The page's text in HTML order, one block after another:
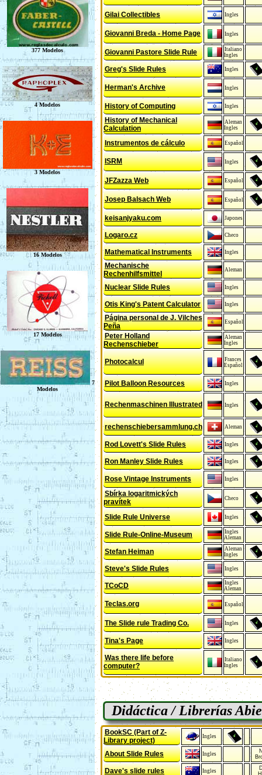
Gilai Collectibles Ingles
Giovanni Breda - Home Page Ingles
Giovanni Pastore Slide Rule
Italiano
Ingles
Greg's Slide Rules Ingles
Herman's Archive Ingles
History of Computing Ingles
History of Mechanical
Calculation
Aleman
Ingles
Instrumentos de cálculo Español
ISRM Ingles
JFZazza Web Español
Josep Balsach Web Español
keisanjyaku.com Japones
Logaro.cz Checo
Mathematical Instruments Ingles
Mechanische
Rechenhilfsmittel
Aleman
Nuclear Slide Rules Ingles
Otis King's Patent Calculator Ingles
Página personal de J. Vilches
Peña
Español
Peter Holland
Rechenschieber
Aleman
Ingles
Photocalcul
Frances
Español
Pilot Balloon Resources Ingles
Rechenmaschinen Illustrated Ingles
rechenschiebersammlung.ch Aleman
Rod Lovett's Slide Rules Ingles
Ron Manley Slide Rules Ingles
Rose Vintage Instruments Ingles
Sbírka logaritmických
pravítek
Checo
Slide Rule Universe Ingles
Slide Rule-Online-Museum
Ingles
Aleman
Stefan Heiman
Aleman
Ingles
Steve's Slide Rules Ingles
TCoCD
Ingles
Aleman
Teclas.org Español
The Slide rule Trading Co. Ingles
Tina's Page Ingles
Was there life before
computer?
Italiano
Ingles
Didáctica / Librerías
BookSC (Part of Z-
Library project)
Ingles
About Slide Rules Ingles
Dave's slide rules Ingles